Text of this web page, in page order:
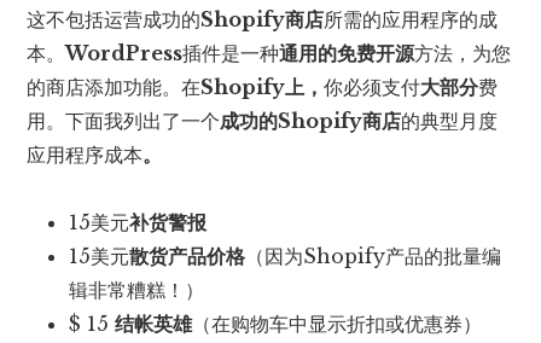
这不包括运营成功的Shopify商店所需的应用程序的成
本。WordPress插件是一种通用的免费开源方法，为您
的商店添加功能。在Shopify上，你必须支付大部分费
用。下面我列出了一个成功的Shopify商店的典型月度
应用程序成本。
15美元补货警报
15美元散货产品价格 （因为Shopify产品的批量编
辑非常糟糕！）
$ 15结帐英雄（在购物车中显示折扣或优惠券）